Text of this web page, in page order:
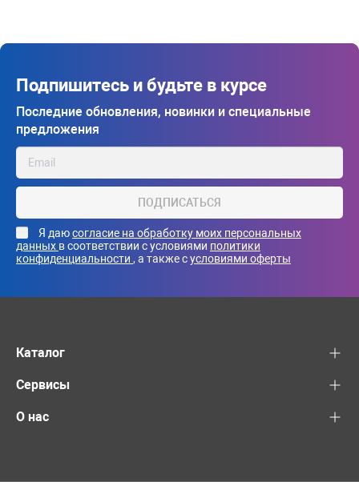
Подпишитесь и будьте в курсе
Последние обновления, новинки и специальные
предложения
ПОДПИСАТЬСЯ
Я даюсогласие на обработку моих персональных
данных в соответствии с условиями политики
конфиденциальности , а также сусловиями оферты
Каталог
Сервисы
О нас